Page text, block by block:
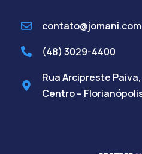
(48) 3029-4400
Rua Arcipreste Paiva,
Centro –